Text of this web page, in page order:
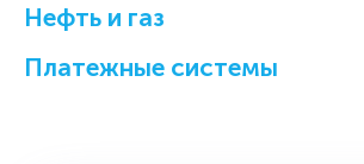
Нефть и газ
Платежные системы